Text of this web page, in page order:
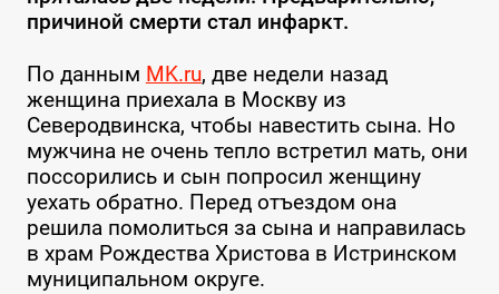
причиной смерти стал инфаркт.
По данным MK.ru, две недели назад
женщина приехала в Москву из
Северодвинска, чтобы навестить сына. Но
мужчина не очень тепло встретил мать, они
поссорились и сын попросил женщину
уехать обратно. Перед отъездом она
решила помолиться за сына и направилась
в храм Рождества Христова в Истринском
муниципальном округе.